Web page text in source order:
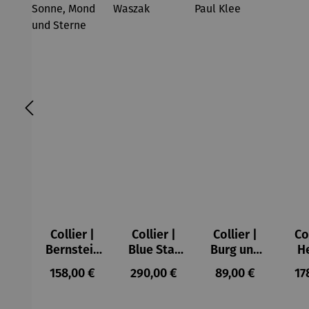
Collier |
Bernstein
– Sonne,
Mond und
Regulärer Preis:
158,00 €
Collier |
Blue Star
– Petra
Waszak
Regulärer Preis:
290,00 €
Collier |
Burg und
Sonne –
Paul Klee
Regulärer Preis:
89,00 €